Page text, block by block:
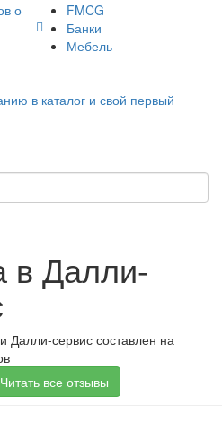
о
FMCG
Банки
Мебель
в каталог и свой первый
в Далли-
Далли-сервис составлен на
Читать все отзывы